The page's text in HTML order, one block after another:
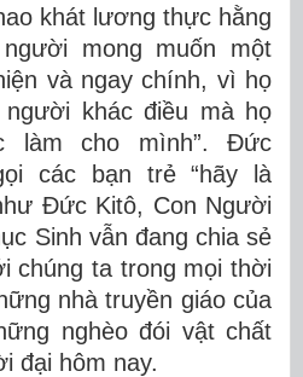
khát lương thực hằng
mong muốn một
và ngay chính, vì họ
khác điều mà họ
làm cho mình”. Đức
các bạn trẻ “hãy là
Đức Kitô, Con Người
Sinh vẫn đang chia sẻ
chúng ta trong mọi thời
nhà truyền giáo của
nghèo đói vật chất
đại hôm nay.